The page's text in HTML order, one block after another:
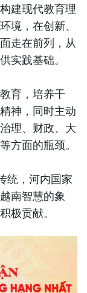
建现代教育理
境，在创新、
走在前列，从
实践基础。
育，培养干
神，同时主动
理、财政、大
方面的瓶颈。
统，河内国家
南智慧的象
极贡献。